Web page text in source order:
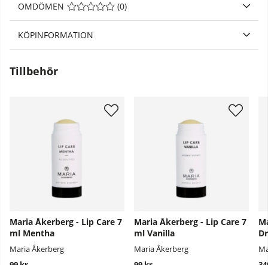
OMDÖMEN MEDELBETYG 0 AV 5 ANTAL BETYG 0
(0)
KÖPINFORMATION
Tillbehör
Maria Åkerberg - Lip Care 7
ml Mentha
Maria Åkerberg
Maria Åkerberg - Lip Care 7
ml Vanilla
Maria Åkerberg